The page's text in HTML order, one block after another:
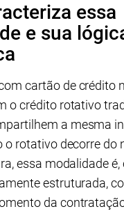
essa
e sua
cartão de crédito
o crédito rotativo
a mesma
o rotativo decorre do
essa modalidade é,
estruturada,
da